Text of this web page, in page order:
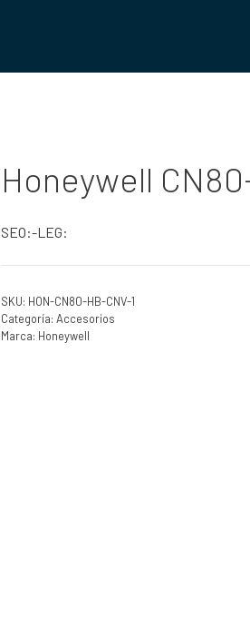
Honeywell
SEO:-LEG:
SKU: HON-CN80-HB-CNV-1
Categoría: Accesorios
Marca: Honeywell